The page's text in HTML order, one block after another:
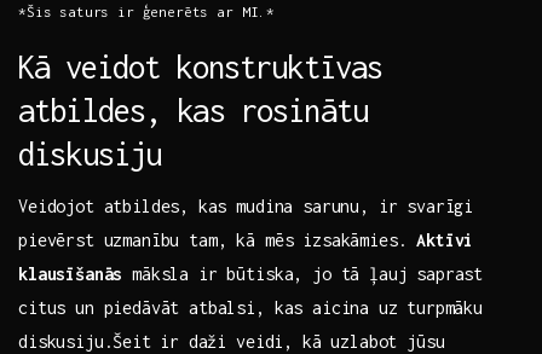
*Šis saturs ir ģenerēts ar MI.*
Kā⁢ veidot konstruktīvas
atbildes, kas rosinātu ​
diskusiju
Veidojot atbildes, ⁢kas mudina sarunu, ir​ svarīgi
pievērst uzmanību tam, kā mēs izsakāmies.Aktīvi
klausīšanās māksla ir būtiska, ‍jo ​tā ļauj saprast
citus un piedāvāt atbalsi, kas aicina uz ⁣turpmāku
diskusiju.Šeit⁣ ir⁤ daži veidi, kā uzlabot jūsu⁣